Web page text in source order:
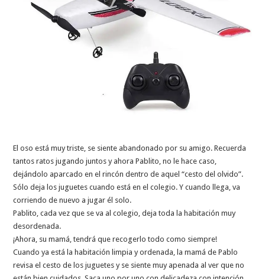
El oso está muy triste, se siente abandonado por su amigo. Recuerda
tantos ratos jugando juntos y ahora Pablito, no le hace caso,
dejándolo aparcado en el rincón dentro de aquel “cesto del olvido”.
Sólo deja los juguetes cuando está en el colegio. Y cuando llega, va
corriendo de nuevo a jugar él solo.
Pablito, cada vez que se va al colegio, deja toda la habitación muy
desordenada.
¡Ahora, su mamá, tendrá que recogerlo todo como siempre!
Cuando ya está la habitación limpia y ordenada, la mamá de Pablo
revisa el cesto de los juguetes y se siente muy apenada al ver que no